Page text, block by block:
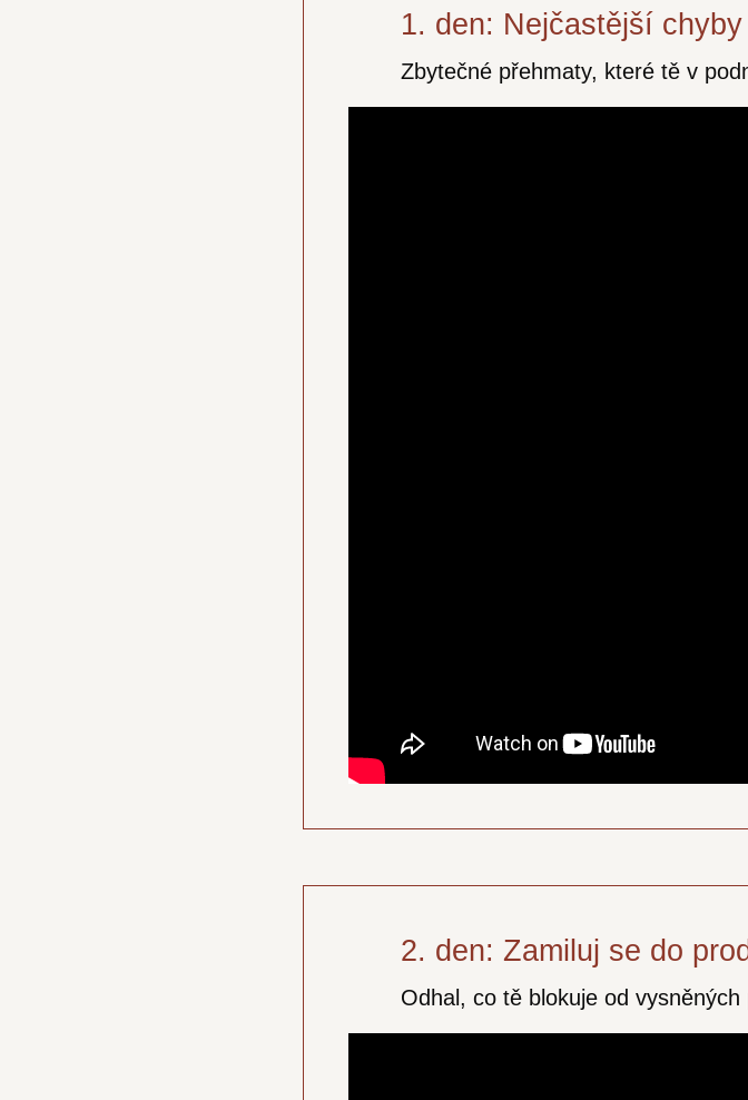
1. den: Nejčastější
Zbytečné přehmaty, které tě v
2. den: Zamiluj se do
Odhal, co tě blokuje od